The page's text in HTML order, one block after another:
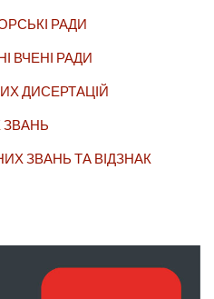
РАДИ
ВЧЕНІ РАДИ
ДИСЕРТАЦІЙ
ЗВАНЬ ТА ВІДЗНАК